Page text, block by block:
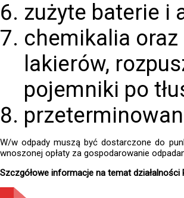
zużyte baterie i
chemikalia
lakierów,
pojemniki po
W/w odpady muszą być dostarczone do
wnoszonej opłaty za gospodarowanie
Szczgółowe informacje na temat działalności